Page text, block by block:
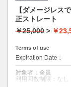
【ダメージレス
正ストレート
￥25,000 > ￥
Terms of use
Expiration Date：
対象者：全員
利用回数制限：なし